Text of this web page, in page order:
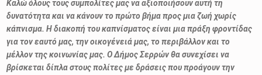
Καλώ όλους τους συμπολίτες μας να αξιοποιήσουν αυτή τη
δυνατότητα και να κάνουν το πρώτο βήμα προς μια ζωή χωρίς
κάπνισμα. Η διακοπή του καπνίσματος είναι μια πράξη φροντίδας
για τον εαυτό μας, την οικογένειά μας, το περιβάλλον και το
μέλλον της κοινωνίας μας. Ο Δήμος Σερρών θα συνεχίσει να
βρίσκεται δίπλα στους πολίτες με δράσεις που προάγουν την